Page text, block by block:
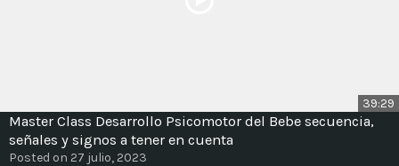
39:29
Master Class Desarrollo Psicomotor del Bebe secuencia,
señales y signos a tener en cuenta
Posted on 27 julio, 2023